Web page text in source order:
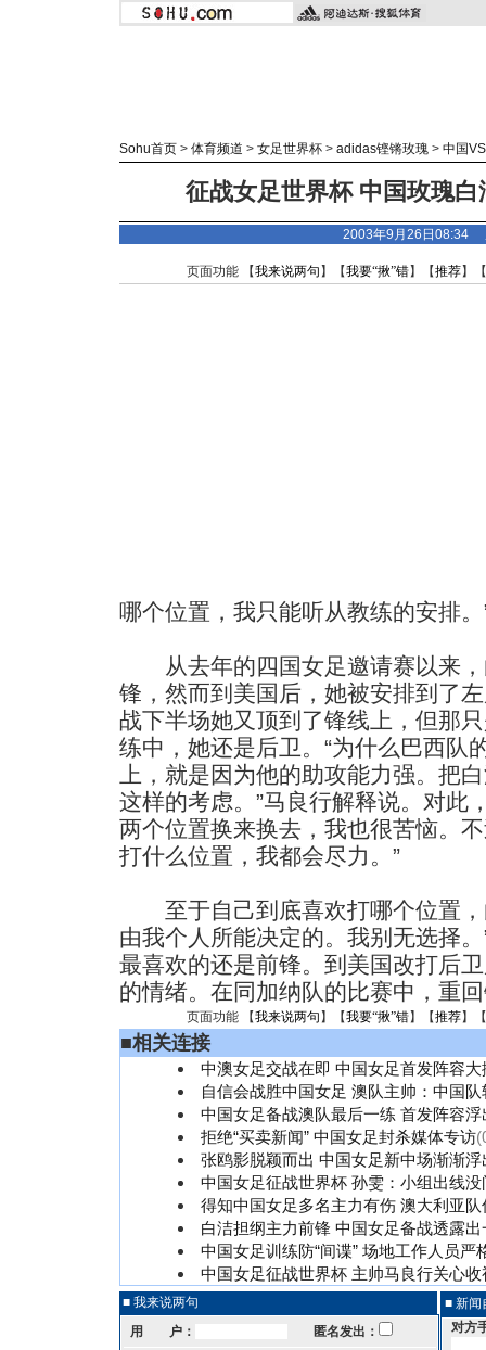
Sohu首页 > 体育频道 > 女足世界杯 > adidas铿锵玫瑰 > 中国
征战女足世界杯 中国玫瑰
2003年9月26日08:34
页面功能 【我来说两句 】【我要“揪”错】【推荐】
哪个位置，我只能听从教练的安排。
从去年的四国女足邀请赛以来，
锋，然而到美国后，她被安排到了
战下半场她又顶到了锋线上，但那
练中，她还是后卫。“为什么巴西队
上，就是因为他的助攻能力强。把
这样的考虑。”马良行解释说。对此
两个位置换来换去，我也很苦恼。
打什么位置，我都会尽力。”
至于自己到底喜欢打哪个位置，
由我个人所能决定的。我别无选择
最喜欢的还是前锋。到美国改打后
的情绪。在同加纳队的比赛中，重
页面功能 【我来说两句 】【我要“揪”错】【推荐】
■相关连接
中澳女足交战在即 中国女足首发阵容大
自信会战胜中国女足 澳队主帅：中国
中国女足备战澳队最后一练 首发阵容浮
拒绝“买卖新闻” 中国女足封杀媒体专访
张鸥影脱颖而出 中国女足新中场渐渐浮
中国女足征战世界杯 孙雯：小组出线没
得知中国女足多名主力有伤 澳大利亚
白洁担纲主力前锋 中国女足备战透露
中国女足训练防“间谍” 场地工作人员严
中国女足征战世界杯 主帅马良行关心收
■ 我来说两句
用 户：
匿名发出：
■ 新闻
对方